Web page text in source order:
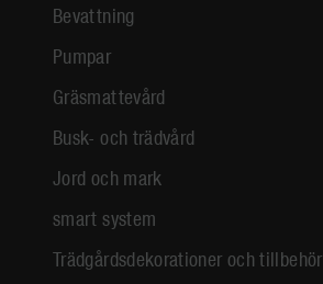
Bevattning
Pumpar
Gräsmattevård
Busk- och trädvård
Jord och mark
smart system
Trädgårdsdekorationer och tillbehör